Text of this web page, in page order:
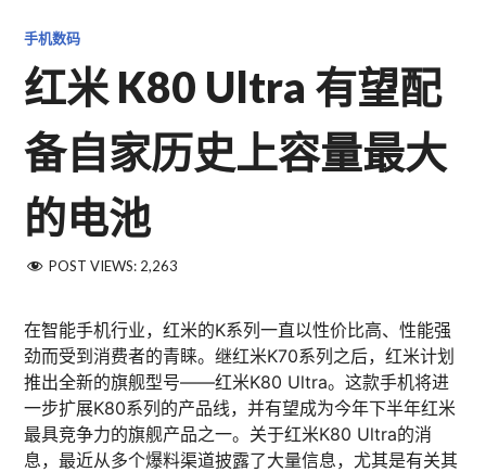
手机数码
红米 K80 Ultra 有望配
备自家历史上容量最大
的电池
POST VIEWS: 2,263
在智能手机行业，红米的K系列一直以性价比高、性能强
劲而受到消费者的青睐。继红米K70系列之后，红米计划
推出全新的旗舰型号——红米K80 Ultra。这款手机将进
一步扩展K80系列的产品线，并有望成为今年下半年红米
最具竞争力的旗舰产品之一。关于红米K80 Ultra的消
息，最近从多个爆料渠道披露了大量信息，尤其是有关其